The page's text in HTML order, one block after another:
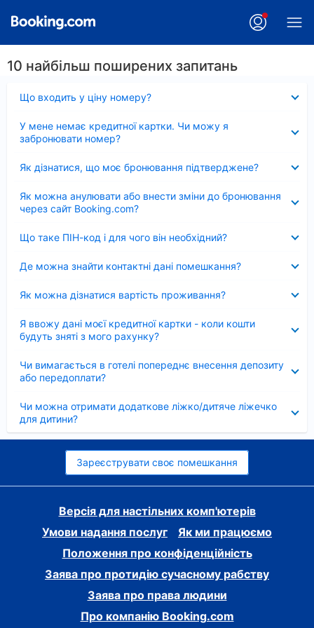
10 найбільш поширених запитань
Що входить у ціну номеру?
У мене немає кредитної картки. Чи можу я
забронювати номер?
Як дізнатися, що моє бронювання підтверджене?
Як можна анулювати або внести зміни до бронювання
через сайт Booking.com?
Що таке ПІН-код і для чого він необхідний?
Де можна знайти контактні дані помешкання?
Як можна дізнатися вартість проживання?
Я ввожу дані моєї кредитної картки - коли кошти
будуть зняті з мого рахунку?
Чи вимагається в готелі попереднє внесення депозиту
або передоплати?
Чи можна отримати додаткове ліжко/дитяче ліжечко
для дитини?
Зареєструвати своє помешкання
Версія для настільних комп'ютерів
Умови надання послуг
Як ми працюємо
Положення про конфіденційність
Заява про протидію сучасному рабству
Заява про права людини
Про компанію Booking.com